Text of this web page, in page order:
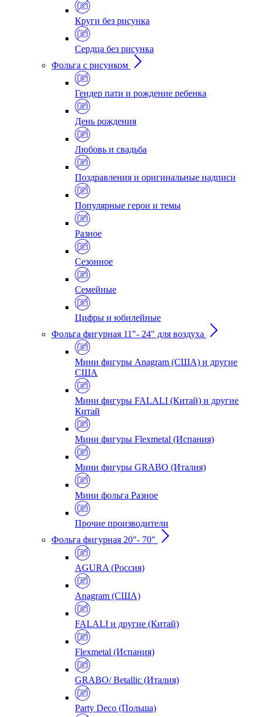
Круги без рисунка
Сердца без рисунка
Фольга с рисунком
Гендер пати и рождение ребенка
День рождения
Любовь и свадьба
Поздравления и оригинальные надписи
Популярные герои и темы
Разное
Сезонное
Семейные
Цифры и юбилейные
Фольга фигурная 11"- 24" для воздуха
Мини фигуры Anagram (США) и другие
США
Мини фигуры FALALI (Китай) и другие
Китай
Мини фигуры Flexmetal (Испания)
Мини фигуры GRABO (Италия)
Мини фольга Разное
Прочие производители
Фольга фигурная 20"- 70"
AGURA (Россия)
Anagram (США)
FALALI и другие (Китай)
Flexmetal (Испания)
GRABO/ Betallic (Италия)
Party Deco (Польша)